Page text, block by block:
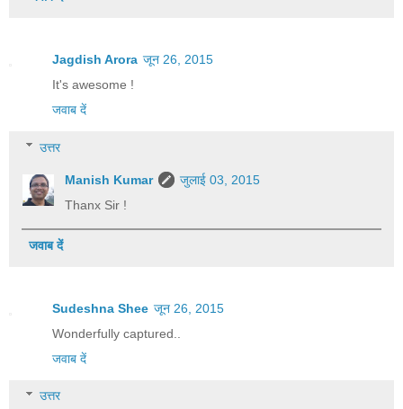
Jagdish Arora जून 26, 2015
It's awesome !
जवाब दें
उत्तर
Manish Kumar
जुलाई 03, 2015
Thanx Sir !
जवाब दें
Sudeshna Shee जून 26, 2015
Wonderfully captured..
जवाब दें
उत्तर